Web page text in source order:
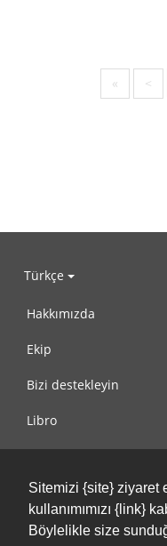
Sitemizi {site} ziyaret
kullanımımızı {link}
Böylelikle size
« <
Türkçe
Hakkımızda
Ekip
Bizi destekleyin
Libro
Kullanım Koşulları
Bize ulaşın